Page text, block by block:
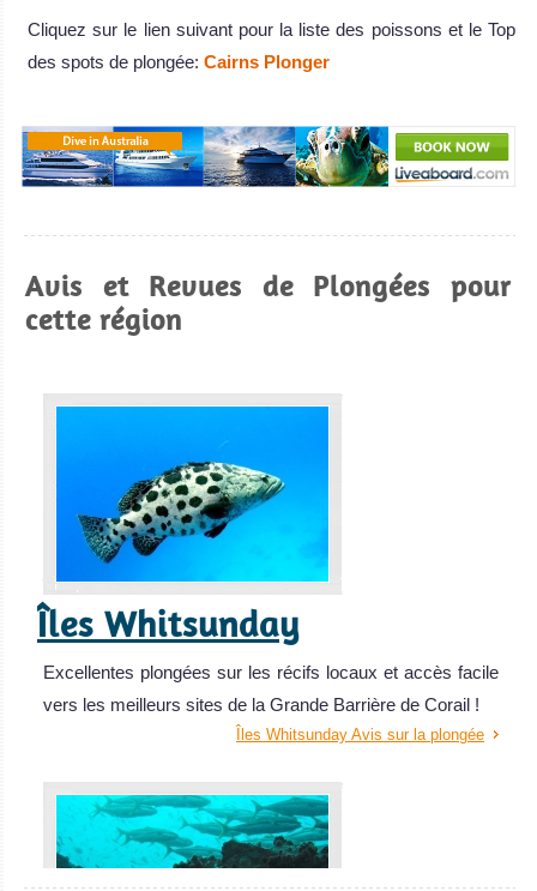
Cliquez sur le lien suivant pour la liste des poissons et le Top
des spots de plongée: Cairns Plonger
Avis et Revues de Plongées pour
cette région
Îles Whitsunday
Excellentes plongées sur les récifs locaux et accès facile
vers les meilleurs sites de la Grande Barrière de Corail !
Îles Whitsunday Avis sur la plongée